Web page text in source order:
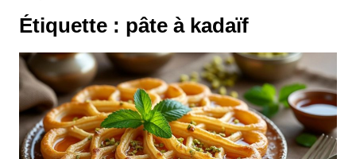
Étiquette : pâte à kadaïf